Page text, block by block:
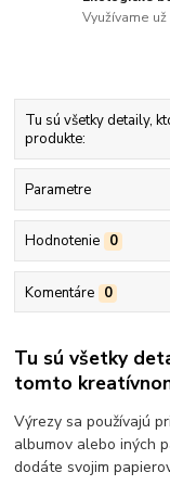
Využívame
Tu sú všetky detaily,
produkte:
Parametre
Hodnotenie 0
Komentáre 0
Tu sú všetky
tomto
Výrezy sa používajú
albumov alebo iných
dodáte svojim